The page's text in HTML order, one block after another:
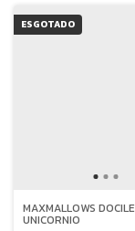
ESGOTADO
MAXMALLOWS DOCILE
UNICORNIO